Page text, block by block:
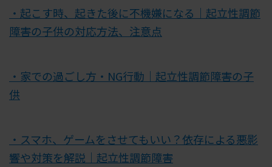
・起こす時、起きた後に不機嫌になる｜起立性調節
障害の子供の対応方法、注意点
・家での過ごし方・NG行動｜起立性調節障害の子
供
・スマホ、ゲームをさせてもいい？依存による悪影
響や対策を解説｜起立性調節障害